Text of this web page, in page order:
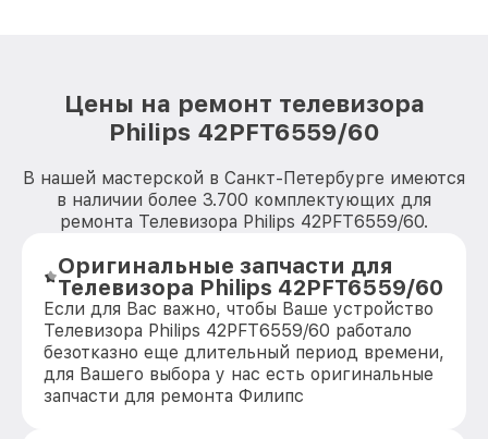
Цены на ремонт телевизора
Philips 42PFT6559/60
В нашей мастерской в Санкт-Петербурге имеются
в наличии более 3.700 комплектующих для
ремонта Телевизора Philips 42PFT6559/60.
Оригинальные запчасти для
Телевизора Philips 42PFT6559/60
Если для Вас важно, чтобы Ваше устройство
Телевизора Philips 42PFT6559/60 работало
безотказно еще длительный период времени,
для Вашего выбора у нас есть оригинальные
запчасти для ремонта Филипс